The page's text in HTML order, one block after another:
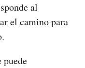
al
el camino para